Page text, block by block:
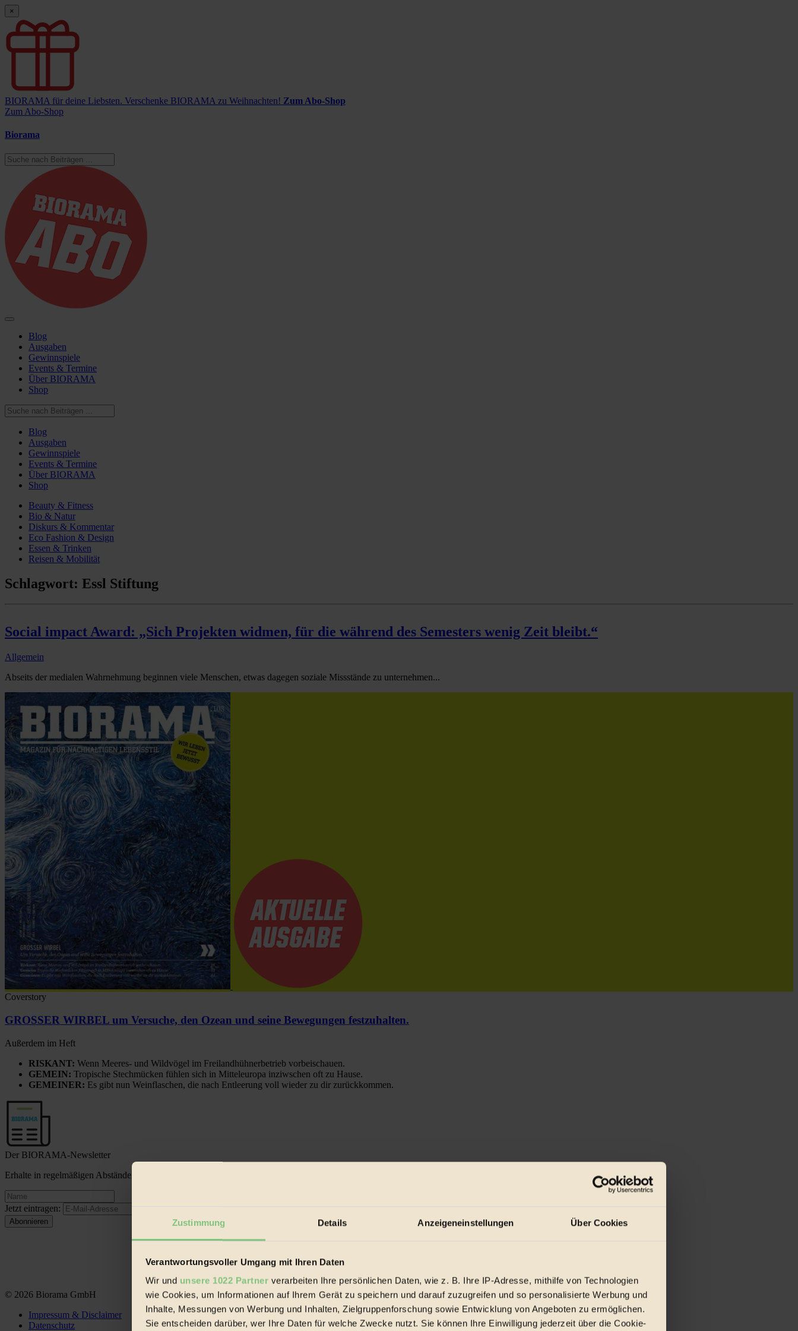
Zustimmung Details Anzeigeneinstellungen Über Cookies
Verantwortungsvoller Umgang mit Ihren Daten
Wir und unsere 1022 Partner verarbeiten Ihre persönlichen Daten, wie z. B. Ihre IP-Adresse, mithilfe von Technologien
wie Cookies, um Informationen auf Ihrem Gerät zu speichern und darauf zuzugreifen und so personalisierte Werbung und
Inhalte, Messungen von Werbung und Inhalten, Zielgruppenforschung sowie Entwicklung von Angeboten zu ermöglichen.
Sie entscheiden darüber, wer Ihre Daten für welche Zwecke nutzt. Sie können Ihre Einwilligung jederzeit über die Cookie-
×
BIORAMA für deine Liebsten. Verschenke BIORAMA zu Weihnachten! Zum Abo-Shop
Zum Abo-Shop
Biorama
Blog
Ausgaben
Gewinnspiele
Events & Termine
Über BIORAMA
Shop
Blog
Ausgaben
Gewinnspiele
Events & Termine
Über BIORAMA
Shop
Beauty & Fitness
Bio & Natur
Diskurs & Kommentar
Eco Fashion & Design
Essen & Trinken
Reisen & Mobilität
Schlagwort: Essl Stiftung
Social impact Award: „Sich Projekten widmen, für die während des Semesters wenig Zeit bleibt.“
Allgemein
Abseits der medialen Wahrnehmung beginnen viele Menschen, etwas dagegen soziale Missstände zu unternehmen...
Coverstory
GROSSER WIRBEL um Versuche, den Ozean und seine Bewegungen festzuhalten.
Außerdem im Heft
RISKANT: Wenn Meeres- und Wildvögel im Freilandhühnerbetrieb vorbeischauen.
GEMEIN: Tropische Stechmücken fühlen sich in Mitteleuropa inziwschen oft zu Hause.
GEMEINER: Es gibt nun Weinflaschen, die nach Entleerung voll wieder zu dir zurückkommen.
Der BIORAMA-Newsletter
Erhalte in regelmäßigen Abständen die aktuellsten Artikel, Gewinnspiele & Ausgaben übersichtlich aufbereitet vom BIORAMA-Magazin per E-Mail.
Jetzt eintragen:
© 2026 Biorama GmbH
Impressum & Disclaimer
Datenschutz